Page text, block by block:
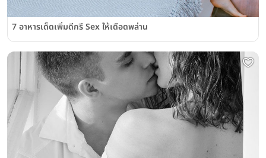
7 อาหารเด็ดเพิ่มดีกรี Sex ให้เดือดพล่าน